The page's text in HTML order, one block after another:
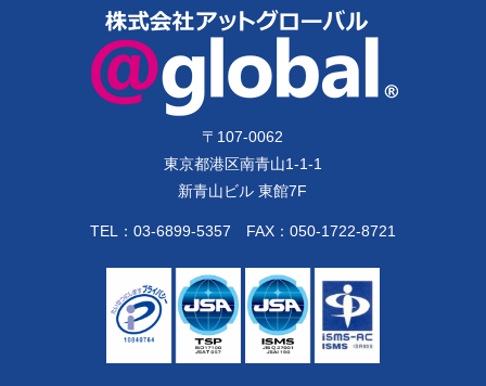
〒 107-0062
東京都港区南青山1-1-1
新青山ビル 東館7F
TEL： 03-6899-5357 FAX：050-1722-8721